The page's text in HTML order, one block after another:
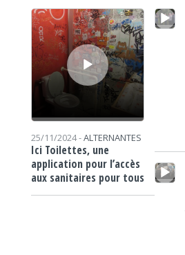
Lecteur audio
25/11/2024 -ALTERNANTES
Ici Toilettes, une
application pour l’accès
aux sanitaires pour tous
Lecteur audio
Lecteur audio